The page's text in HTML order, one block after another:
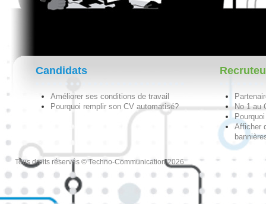
Candidats
Améliorer ses conditions de travail
Pourquoi remplir son CV automatisé?
No 1 au
Afficher
Tous droits réservés © Techno-Communication 2026